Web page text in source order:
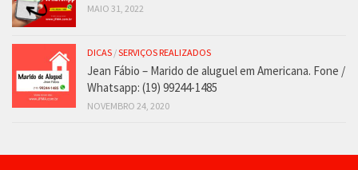
MAIO 31, 2022
DICAS /SERVIÇOS REALIZADOS
Jean Fábio – Marido de aluguel em Americana. Fone /
Whatsapp: (19) 99244-1485
NOVEMBRO 24, 2020